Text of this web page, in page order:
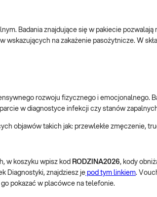
Badania znajdujące się w pakiecie
na zakażenie pasożytnicze. W
rozwoju fizycznego i emocjonalnego.
w diagnostyce infekcji czy stanów
objawów takich jak: przewlekłe zmęczenie,
w koszyku wpisz kod RODZINA2026, kody
Diagnostyki, znajdziesz je pod tym linkiem.
pokazać w placówce na telefonie.